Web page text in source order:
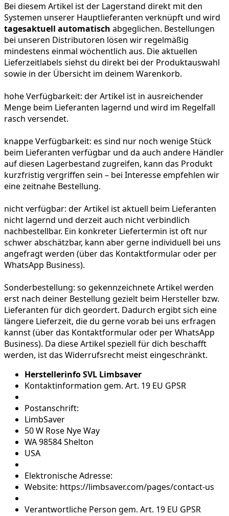
Bei diesem Artikel ist der Lagerstand direkt mit den
Systemen unserer Hauptlieferanten verknüpft und wird
tagesaktuell automatisch abgeglichen. Bestellungen
bei unseren Distributoren lösen wir regelmäßig
mindestens einmal wöchentlich aus. Die aktuellen
Lieferzeitlabels siehst du direkt bei der Produktauswahl
sowie in der Übersicht im deinem Warenkorb.
hohe Verfügbarkeit: der Artikel ist in ausreichender
Menge beim Lieferanten lagernd und wird im Regelfall
rasch versendet.
knappe Verfügbarkeit: es sind nur noch wenige Stück
beim Lieferanten verfügbar und da auch andere Händler
auf diesen Lagerbestand zugreifen, kann das Produkt
kurzfristig vergriffen sein – bei Interesse empfehlen wir
eine zeitnahe Bestellung.
nicht verfügbar: der Artikel ist aktuell beim Lieferanten
nicht lagernd und derzeit auch nicht verbindlich
nachbestellbar. Ein konkreter Liefertermin ist oft nur
schwer abschätzbar, kann aber gerne individuell bei uns
angefragt werden (über das Kontaktformular oder per
WhatsApp Business).
Sonderbestellung: so gekennzeichnete Artikel werden
erst nach deiner Bestellung gezielt beim Hersteller bzw.
Lieferanten für dich geordert. Dadurch ergibt sich eine
längere Lieferzeit, die du gerne vorab bei uns erfragen
kannst (über das Kontaktformular oder per WhatsApp
Business). Da diese Artikel speziell für dich beschafft
werden, ist das Widerrufsrecht meist eingeschränkt.
Herstellerinfo SVL Limbsaver
Kontaktinformation gem. Art. 19 EU GPSR
Postanschrift:
LimbSaver
50 W Rose Nye Way
WA 98584 Shelton
USA
Elektronische Adresse:
Website: https://limbsaver.com/pages/contact-us
Verantwortliche Person gem. Art. 19 EU GPSR